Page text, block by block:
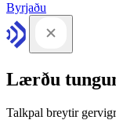
Byrjaðu
Lærðu
Talkpal breytir